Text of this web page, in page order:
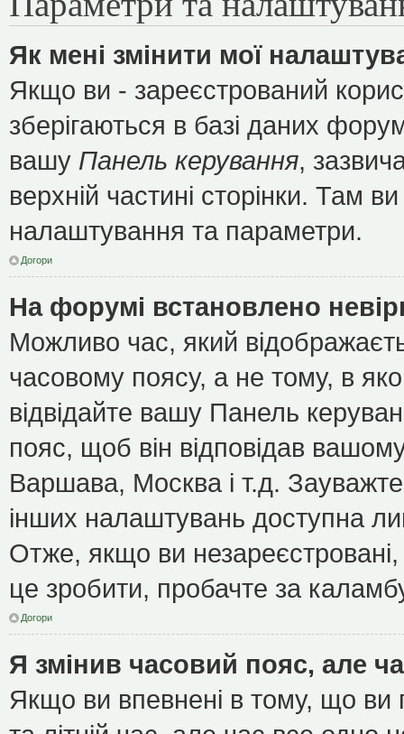
Як мені змінити мої
Якщо ви - зареєстрований
зберігаються в базі даних
вашу Панель керування,
верхній частині сторінки. Там
налаштування та параметри.
Догори
На форумі встановлено
Можливо час, який
часовому поясу, а не тому, в
відвідайте вашу Панель
пояс, щоб він відповідав
Варшава, Москва і т.д.
інших налаштувань доступна
Отже, якщо ви
це зробити, пробачте за
Догори
Я змінив часовий пояс, але
Якщо ви впевнені в тому, що ви